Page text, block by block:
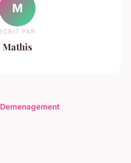
M
ECRIT PAR
Mathis